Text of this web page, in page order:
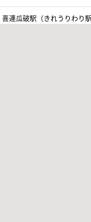
連瓜破駅（きれうりわり